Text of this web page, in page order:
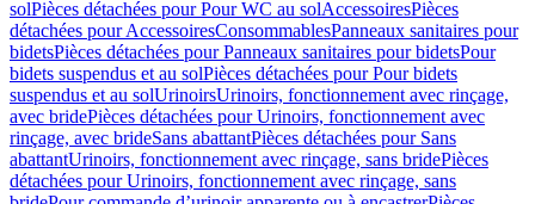
solPièces détachées pour Pour WC au solAccessoiresPièces
détachées pour AccessoiresConsommablesPanneaux sanitaires pour
bidetsPièces détachées pour Panneaux sanitaires pour bidetsPour
bidets suspendus et au solPièces détachées pour Pour bidets
suspendus et au solUrinoirsUrinoirs, fonctionnement avec rinçage,
avec bridePièces détachées pour Urinoirs, fonctionnement avec
rinçage, avec brideSans abattantPièces détachées pour Sans
abattantUrinoirs, fonctionnement avec rinçage, sans bridePièces
détachées pour Urinoirs, fonctionnement avec rinçage, sans